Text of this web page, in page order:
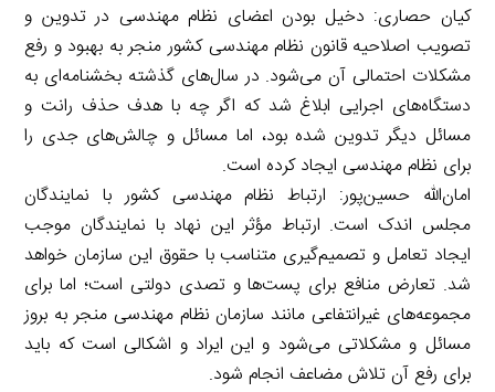
کیان حصاری: دخیل بودن اعضای نظام مهندسی در تدوین و
تصویب اصلاحیه قانون نظام مهندسی کشور منجر به بهبود و رفع
مشکلات احتمالی آن می‌شود. در سال‌های گذشته بخشنامه‌ای به
دستگاه‌های اجرایی ابلاغ شد که اگر چه با هدف حذف رانت و
مسائل دیگر تدوین شده بود، اما مسائل و چالش‌های جدی را
برای نظام مهندسی ایجاد کرده است.
امان‌الله حسین‌پور: ارتباط نظام مهندسی کشور با نمایندگان
مجلس اندک است. ارتباط مؤثر این نهاد با نمایندگان موجب
ایجاد تعامل و تصمیم‌گیری متناسب با حقوق این سازمان خواهد
شد. تعارض منافع برای پست‌ها و تصدی دولتی است؛ اما برای
مجموعه‌های غیرانتفاعی مانند سازمان نظام مهندسی منجر به بروز
مسائل و مشکلاتی می‌شود و این ایراد و اشکالی است که باید
برای رفع آن تلاش مضاعف انجام شود.